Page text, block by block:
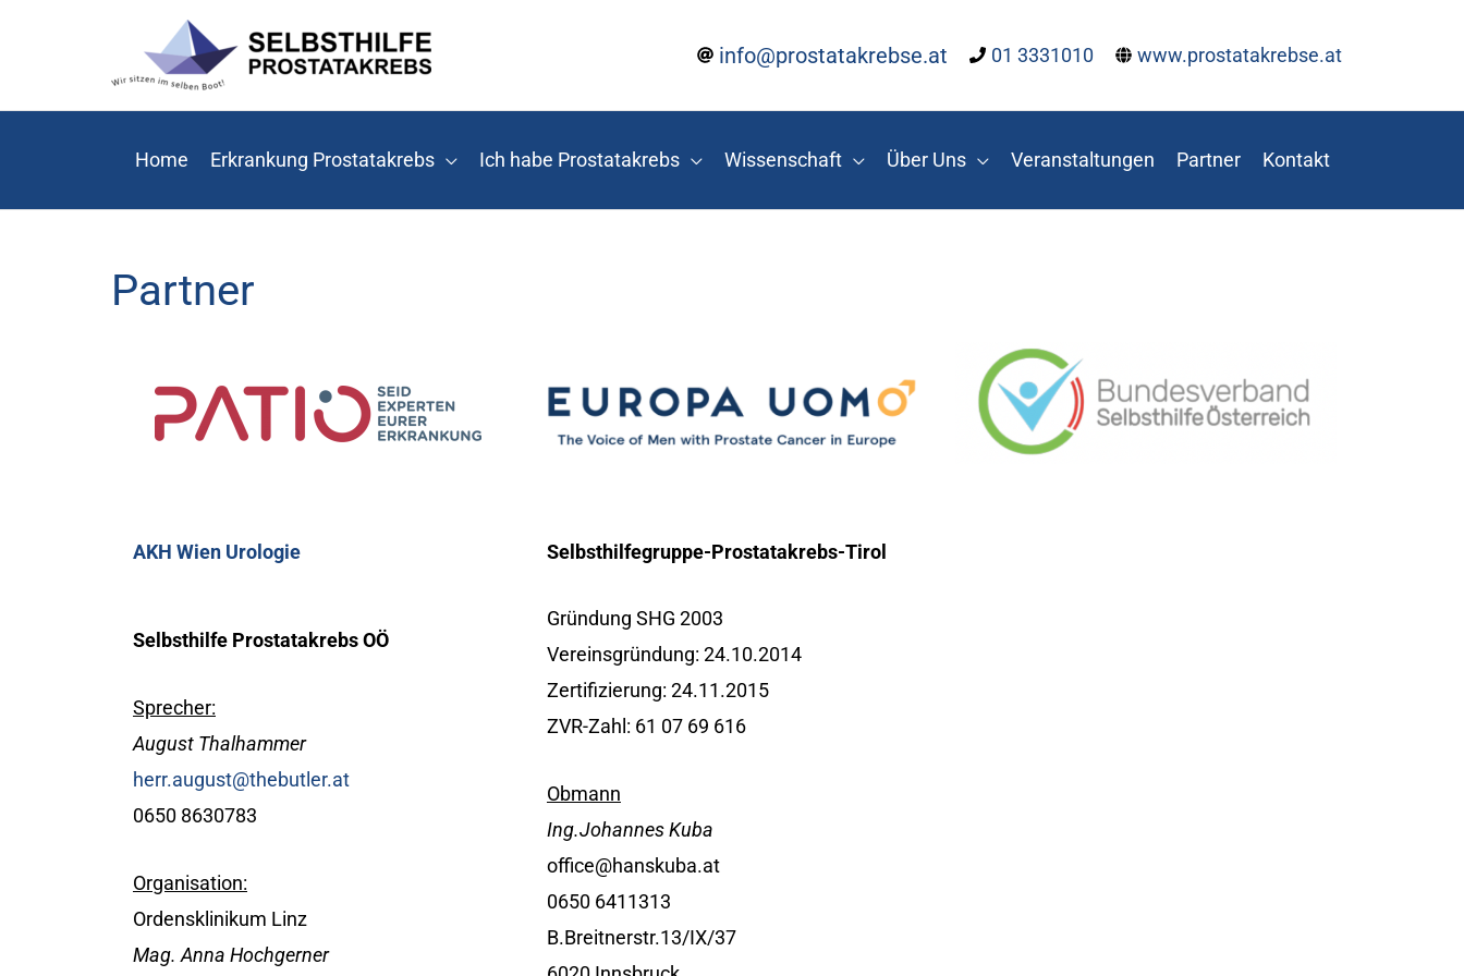
info@prostatakrebse.at 01 3331010 www.prostatakrebse.at
Home Erkrankung Prostatakrebs Ich habe Prostatakrebs Wissenschaft Über Uns Veranstaltungen Partner Kontakt
Partner
AKH Wien Urologie
Selbsthilfe Prostatakrebs OÖ
Sprecher:
August Thalhammer
herr.august@thebutler.at
0650 8630783
Organisation:
Ordensklinikum Linz
Mag. Anna Hochgerner
Selbsthilfegruppe-Prostatakrebs-Tirol
Gründung SHG 2003
Vereinsgründung: 24.10.2014
Zertifizierung: 24.11.2015
ZVR-Zahl: 61 07 69 616
Obmann
Ing.Johannes Kuba
office@hanskuba.at
0650 6411313
B.Breitnerstr.13/IX/37